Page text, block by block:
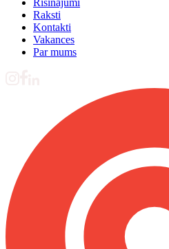
Raksti
Kontakti
Vakances
Par mums